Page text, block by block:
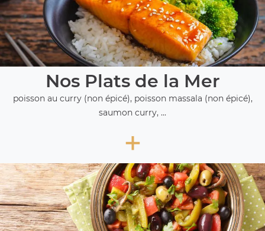
Nos Plats de la Mer
poisson au curry (non épicé), poisson massala (non épicé),
saumon curry, ...
+